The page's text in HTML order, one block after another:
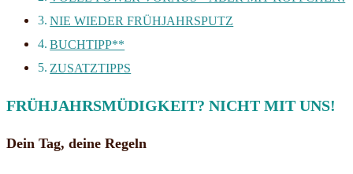
NIE WIEDER FRÜHJAHRSPUTZ
BUCHTIPP**
ZUSATZTIPPS
FRÜHJAHRSMÜDIGKEIT? NICHT MIT UNS!
Dein Tag, deine Regeln